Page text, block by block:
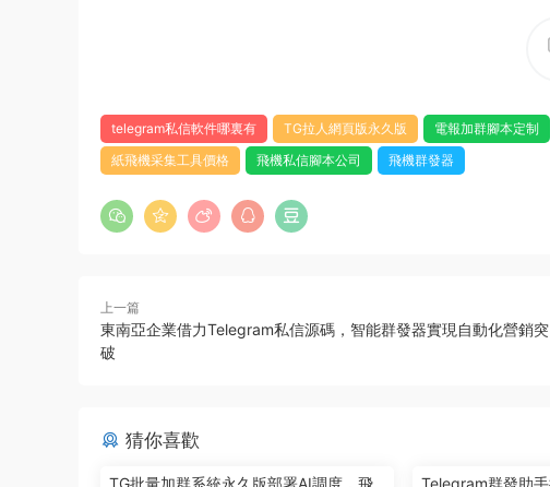
telegram私信軟件哪裏有 TG拉人網頁版永久版 電報加群腳本定制
紙飛機采集工具價格
飛機私信腳本公司 飛機群發器
上一篇
東南亞企業借力Telegram私信源碼，智能群發器實現自動化營銷突
破
猜你喜歡
TG批量加群系統永久版部署AI調度，飛
Telegram群發助